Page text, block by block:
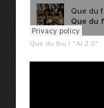
Que du feu ! "AI 2.0" ·